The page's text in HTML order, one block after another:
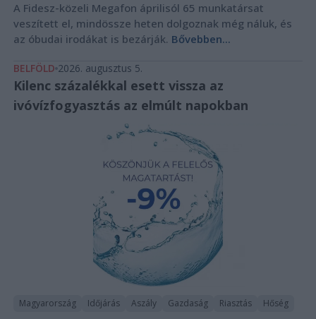
A Fidesz-közeli Megafon áprilisól 65 munkatársat
veszített el, mindössze heten dolgoznak még náluk, és
az óbudai irodákat is bezárják. Bővebben...
BELFÖLD 2026. augusztus 5.
Kilenc százalékkal esett vissza az
ivóvízfogyasztás az elmúlt napokban
Magyarország Időjárás Aszály Gazdaság Riasztás Hőség